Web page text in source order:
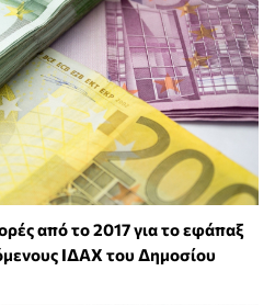
από το 2017 για το εφάπαξ
ΙΔΑΧ του Δημοσίου